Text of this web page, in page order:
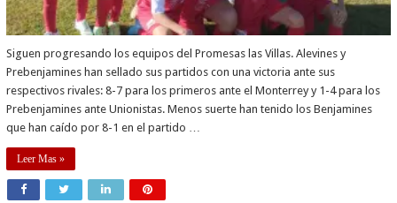
Siguen progresando los equipos del Promesas las Villas. Alevines y
Prebenjamines han sellado sus partidos con una victoria ante sus
respectivos rivales: 8-7 para los primeros ante el Monterrey y 1-4 para los
Prebenjamines ante Unionistas. Menos suerte han tenido los Benjamines
que han caído por 8-1 en el partido …
Leer Mas »